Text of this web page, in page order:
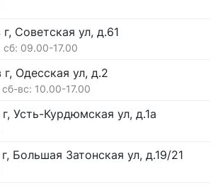
Советская ул, д.61
09.00-17.00
Одесская ул, д.2
вс: 10.00-17.00
Усть-Курдюмская ул, д.1а
Большая Затонская ул, д.19/21